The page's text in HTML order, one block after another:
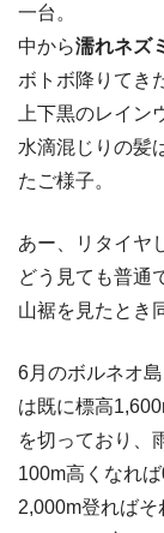
一台。
中から濡れネズ
ボトボ降りてき
上下黒のレイン
水滴混じりの髪
たご様子。
あー、リタイヤ
どう見ても普通
山裾を見たとき
6月のボルネオ
は既に標高
を切っており、
100m高くなれ
2,000m登れば